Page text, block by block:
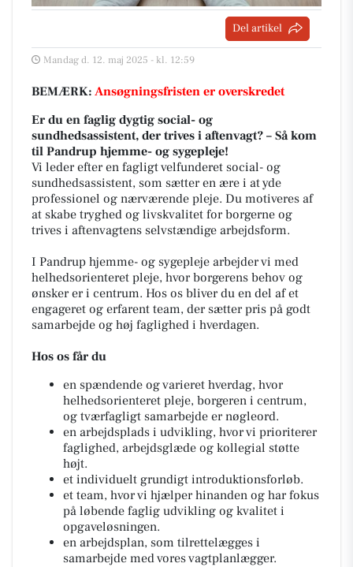
Del artikel
Mandag d. 12. maj 2025 - kl. 12:59
BEMÆRK: Ansøgningsfristen er overskredet
Er du en faglig dygtig social- og
sundhedsassistent, der trives i aftenvagt? – Så kom
til Pandrup hjemme- og sygepleje!
Vi leder efter en fagligt velfunderet social- og
sundhedsassistent, som sætter en ære i at yde
professionel og nærværende pleje. Du motiveres af
at skabe tryghed og livskvalitet for borgerne og
trives i aftenvagtens selvstændige arbejdsform.
I Pandrup hjemme- og sygepleje arbejder vi med
helhedsorienteret pleje, hvor borgerens behov og
ønsker er i centrum. Hos os bliver du en del af et
engageret og erfarent team, der sætter pris på godt
samarbejde og høj faglighed i hverdagen.
Hos os får du
en spændende og varieret hverdag, hvor
helhedsorienteret pleje, borgeren i centrum,
og tværfagligt samarbejde er nøgleord.
en arbejdsplads i udvikling, hvor vi prioriterer
faglighed, arbejdsglæde og kollegial støtte
højt.
et individuelt grundigt introduktionsforløb.
et team, hvor vi hjælper hinanden og har fokus
på løbende faglig udvikling og kvalitet i
opgaveløsningen.
en arbejdsplan, som tilrettelægges i
samarbejde med vores vagtplanlægger.